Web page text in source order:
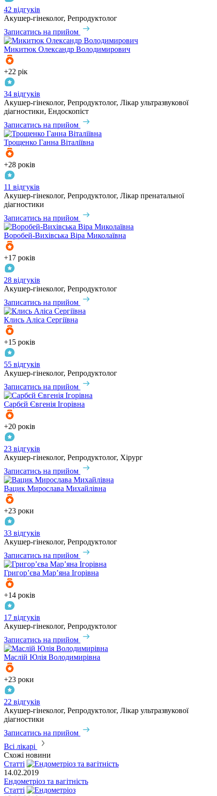
42 відгуків
Акушер-гінеколог, Репродуктолог
Записатись на прийом
Микитюк Олександр Володимирович
+22 рік
34 відгуків
Акушер-гінеколог, Репродуктолог, Лікар ультразвукової
діагностики, Ендоскопіст
Записатись на прийом
Трощенко Ганна Віталіївна
+28 років
11 відгуків
Акушер-гінеколог, Репродуктолог, Лікар пренатальної
діагностики
Записатись на прийом
Воробей-Вихівська Віра Миколаївна
+17 років
28 відгуків
Акушер-гінеколог, Репродуктолог
Записатись на прийом
Клись Аліса Сергіївна
+15 років
55 відгуків
Акушер-гінеколог, Репродуктолог
Записатись на прийом
Сарбєй Євгенія Ігорівна
+20 років
23 відгуків
Акушер-гінеколог, Репродуктолог, Хірург
Записатись на прийом
Вацик Мирослава Михайлівна
+23 роки
33 відгуків
Акушер-гінеколог, Репродуктолог
Записатись на прийом
Григор’єва Мар’яна Ігорівна
+14 років
17 відгуків
Акушер-гінеколог, Репродуктолог
Записатись на прийом
Маслій Юлія Володимирівна
+23 роки
22 відгуків
Акушер-гінеколог, Репродуктолог, Лікар ультразвукової
діагностики
Записатись на прийом
Всі лікарі
Схожі новини
Статті
14.02.2019
Ендометріоз та вагітність
Статті